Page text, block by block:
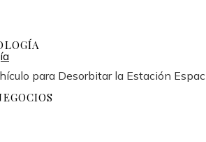
para Desorbitar la Estación